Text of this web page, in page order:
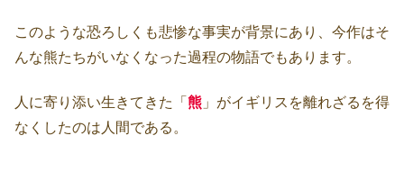
このような恐ろしくも悲惨な事実が背景にあり、今作はそ
んな熊たちがいなくなった過程の物語でもあります。
人に寄り添い生きてきた「 熊 」がイギリスを離れざるを得
なくしたのは人間である。